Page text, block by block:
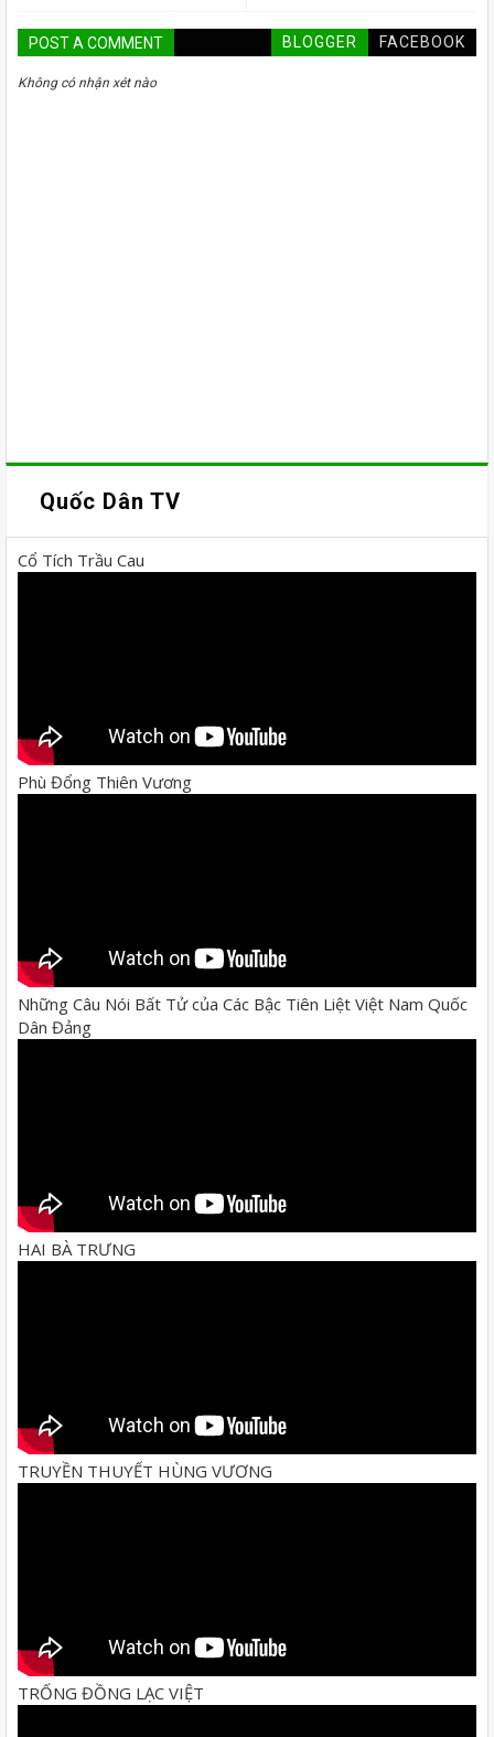
POST A COMMENT BLOGGER FACEBOOK
Không có nhận xét nào
Quốc Dân TV
Cổ Tích Trầu Cau
Phù Đổng Thiên Vương
Những Câu Nói Bất Tử của Các Bậc Tiên Liệt Việt Nam Quốc
Dân Đảng
HAI BÀ TRƯNG
TRUYỀN THUYẾT HÙNG VƯƠNG
TRỐNG ĐỒNG LẠC VIỆT